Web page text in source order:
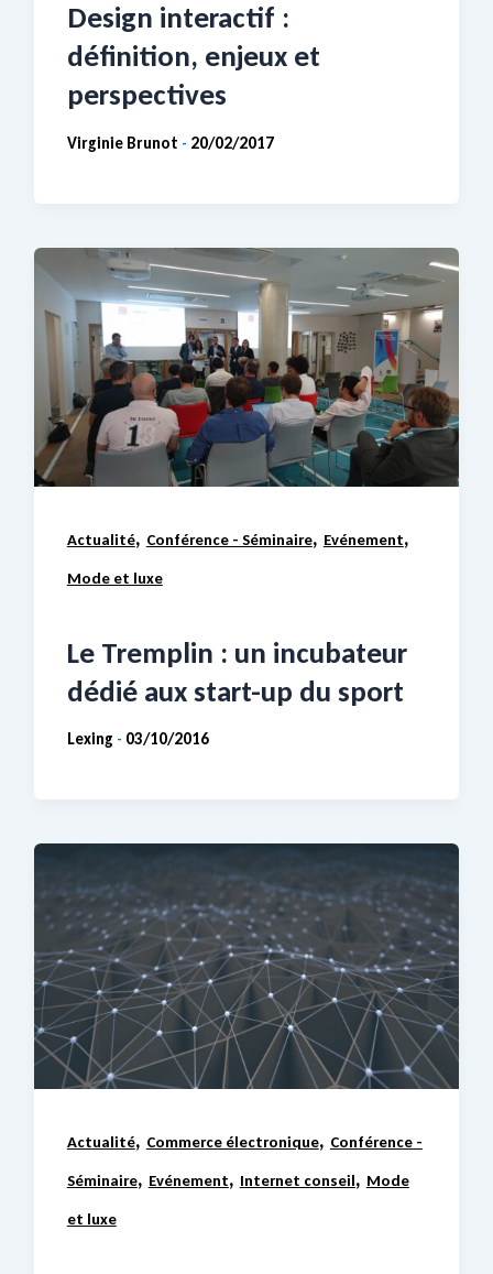
Design interactif :
définition, enjeux et
perspectives
Virginie Brunot - 20/02/2017
Actualité, Conférence - Séminaire, Evénement,
Mode et luxe
Le Tremplin : un incubateur
dédié aux start-up du sport
Lexing - 03/10/2016
Actualité, Commerce électronique, Conférence -
Séminaire, Evénement, Internet conseil, Mode
et luxe